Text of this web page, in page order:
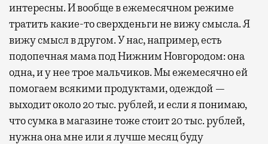
интересны. И вообще в ежемесячном режиме
тратить какие-то сверхденьги не вижу смысла. Я
вижу смысл в другом. У нас, например, есть
подопечная мама под Нижним Новгородом: она
одна, и у нее трое мальчиков. Мы ежемесячно ей
помогаем всякими продуктами, одеждой —
выходит около 20 тыс. рублей, и если я понимаю,
что сумка в магазине тоже стоит 20 тыс. рублей,
нужна она мне или я лучше месяц буду